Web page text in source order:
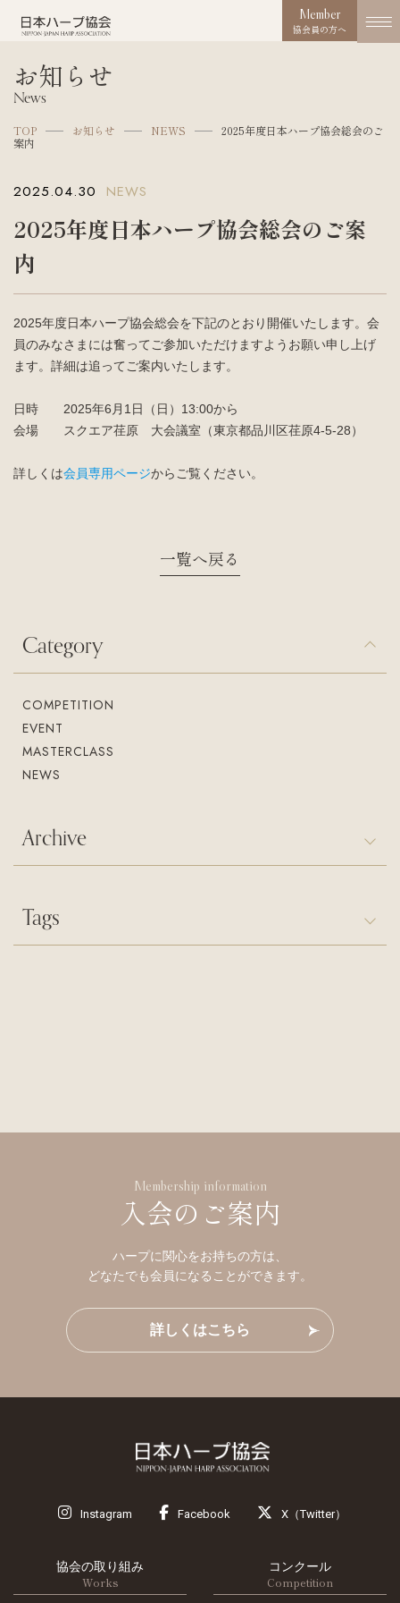
入会案内
お問い合わせ
コンクール
Competition
お知らせ
News
Member
協会員の方へ
お知らせ
News
TOP お知らせ NEWS
2025年度日本ハープ協会総会のご
案内
2025.04.30 NEWS
2025年度日本ハープ協会総会のご案
内
2025年度日本ハープ協会総会を下記のとおり開催いたします。会
員のみなさまには奮ってご参加いただけますようお願い申し上げ
ます。詳細は追ってご案内いたします。
日時 2025年6月1日（日）13:00から
会場 スクエア荏原 大会議室（東京都品川区荏原4-5-28）
詳しくは会員専用ページからご覧ください。
一覧へ戻る
Category
COMPETITION
EVENT
MASTERCLASS
NEWS
Archive
Tags
Membership information
入会のご案内
ハープに関心をお持ちの方は、
どなたでも会員になることができます。
詳しくはこちら
Instagram Facebook X（Twitter）
協会の取り組み
Works
コンクール
Competition